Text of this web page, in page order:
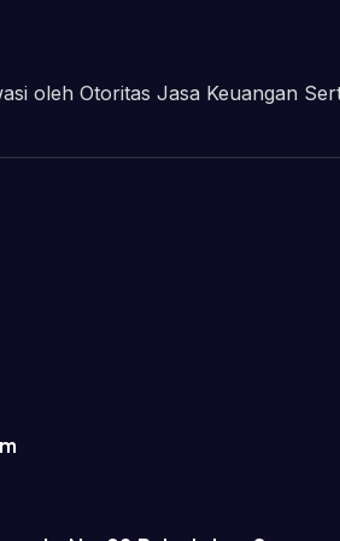
oleh Otoritas Jasa Keuangan